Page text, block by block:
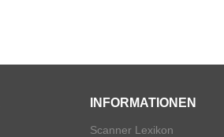
INFORMATIONEN
Scanner Lexikon